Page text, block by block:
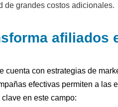
de grandes costos adicionales.
afiliados
cuenta con estrategias de
efectivas permiten a las
en este campo: